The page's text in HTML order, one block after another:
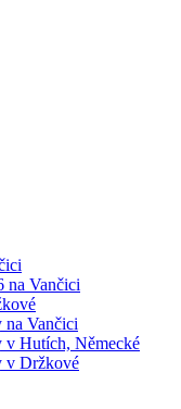
na Vančici
na Vančici
v Hutích, Německé
v Držkové